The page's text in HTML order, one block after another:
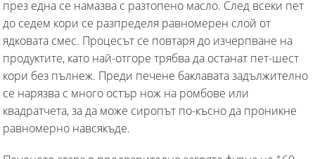
през една се намазва с разтопено масло. След всеки пет
до седем кори се разпределя равномерен слой от
ядковата смес. Процесът се повтаря до изчерпване на
продуктите, като най-отгоре трябва да останат пет-шест
кори без пълнеж. Преди печене баклавата задължително
се нарязва с много остър нож на ромбове или
квадратчета, за да може сиропът по-късно да проникне
равномерно навсякъде.